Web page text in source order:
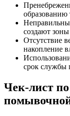
образованию
создают
Отсутствие
накопление
срок службы
Чек-лист